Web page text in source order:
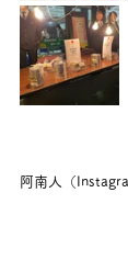
阿南人（